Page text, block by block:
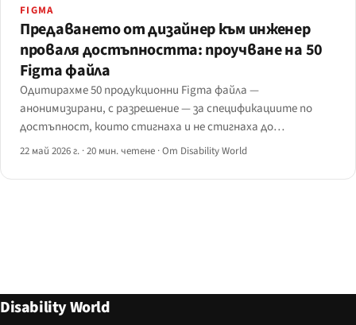
FIGMA
Предаването от дизайнер към инженер
проваля достъпността: проучване на 50
Figma файла
Одитирахме 50 продукционни Figma файла —
анонимизирани, с разрешение — за спецификациите по
достъпност, които стигнаха и не стигнаха до
предаването.
22 май 2026 г. ·20 мин. четене ·От Disability World
Disability World